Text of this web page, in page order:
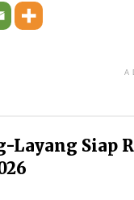
Layang Siap